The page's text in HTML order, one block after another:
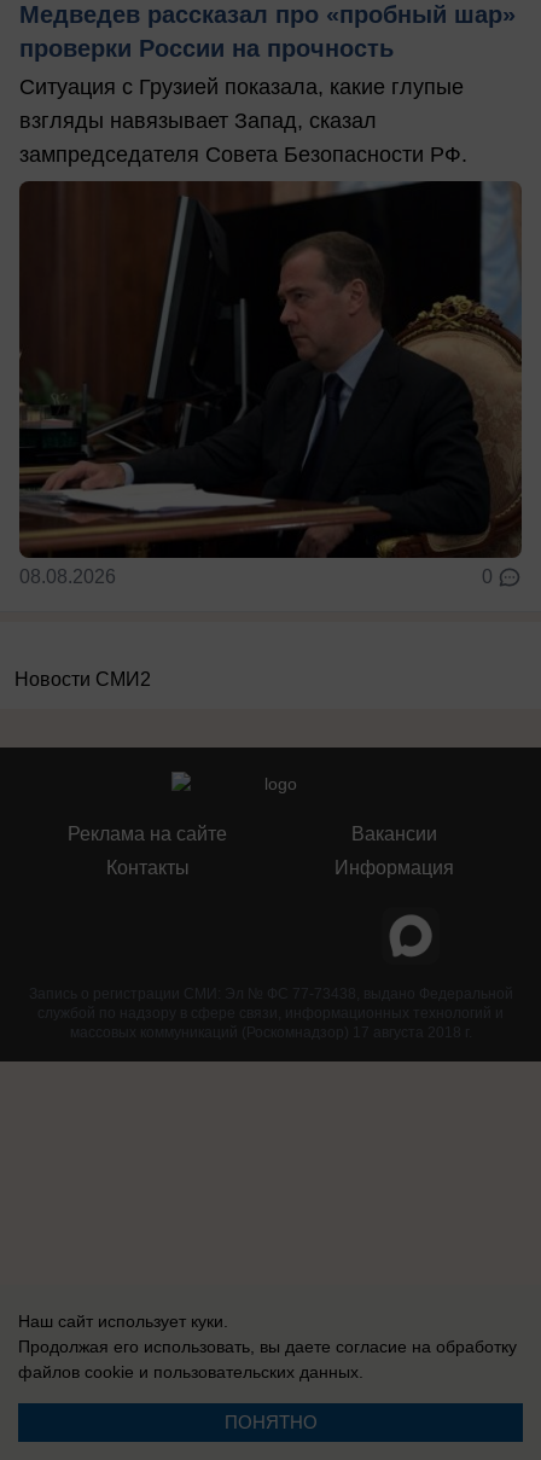
Медведев рассказал про «пробный шар»
проверки России на прочность
Ситуация с Грузией показала, какие глупые
взгляды навязывает Запад, сказал
зампредседателя Совета Безопасности РФ.
08.08.2026 0
Новости СМИ2
Реклама на сайте
Контакты
Вакансии
Информация
Запись о регистрации СМИ: Эл № ФС 77-73438, выдано Федеральной
службой по надзору в сфере связи, информационных технологий и
массовых коммуникаций (Роскомнадзор) 17 августа 2018 г.
Наш сайт использует куки.
Продолжая его использовать, вы даете согласие на обработку
файлов cookie и пользовательских данных.
ПОНЯТНО